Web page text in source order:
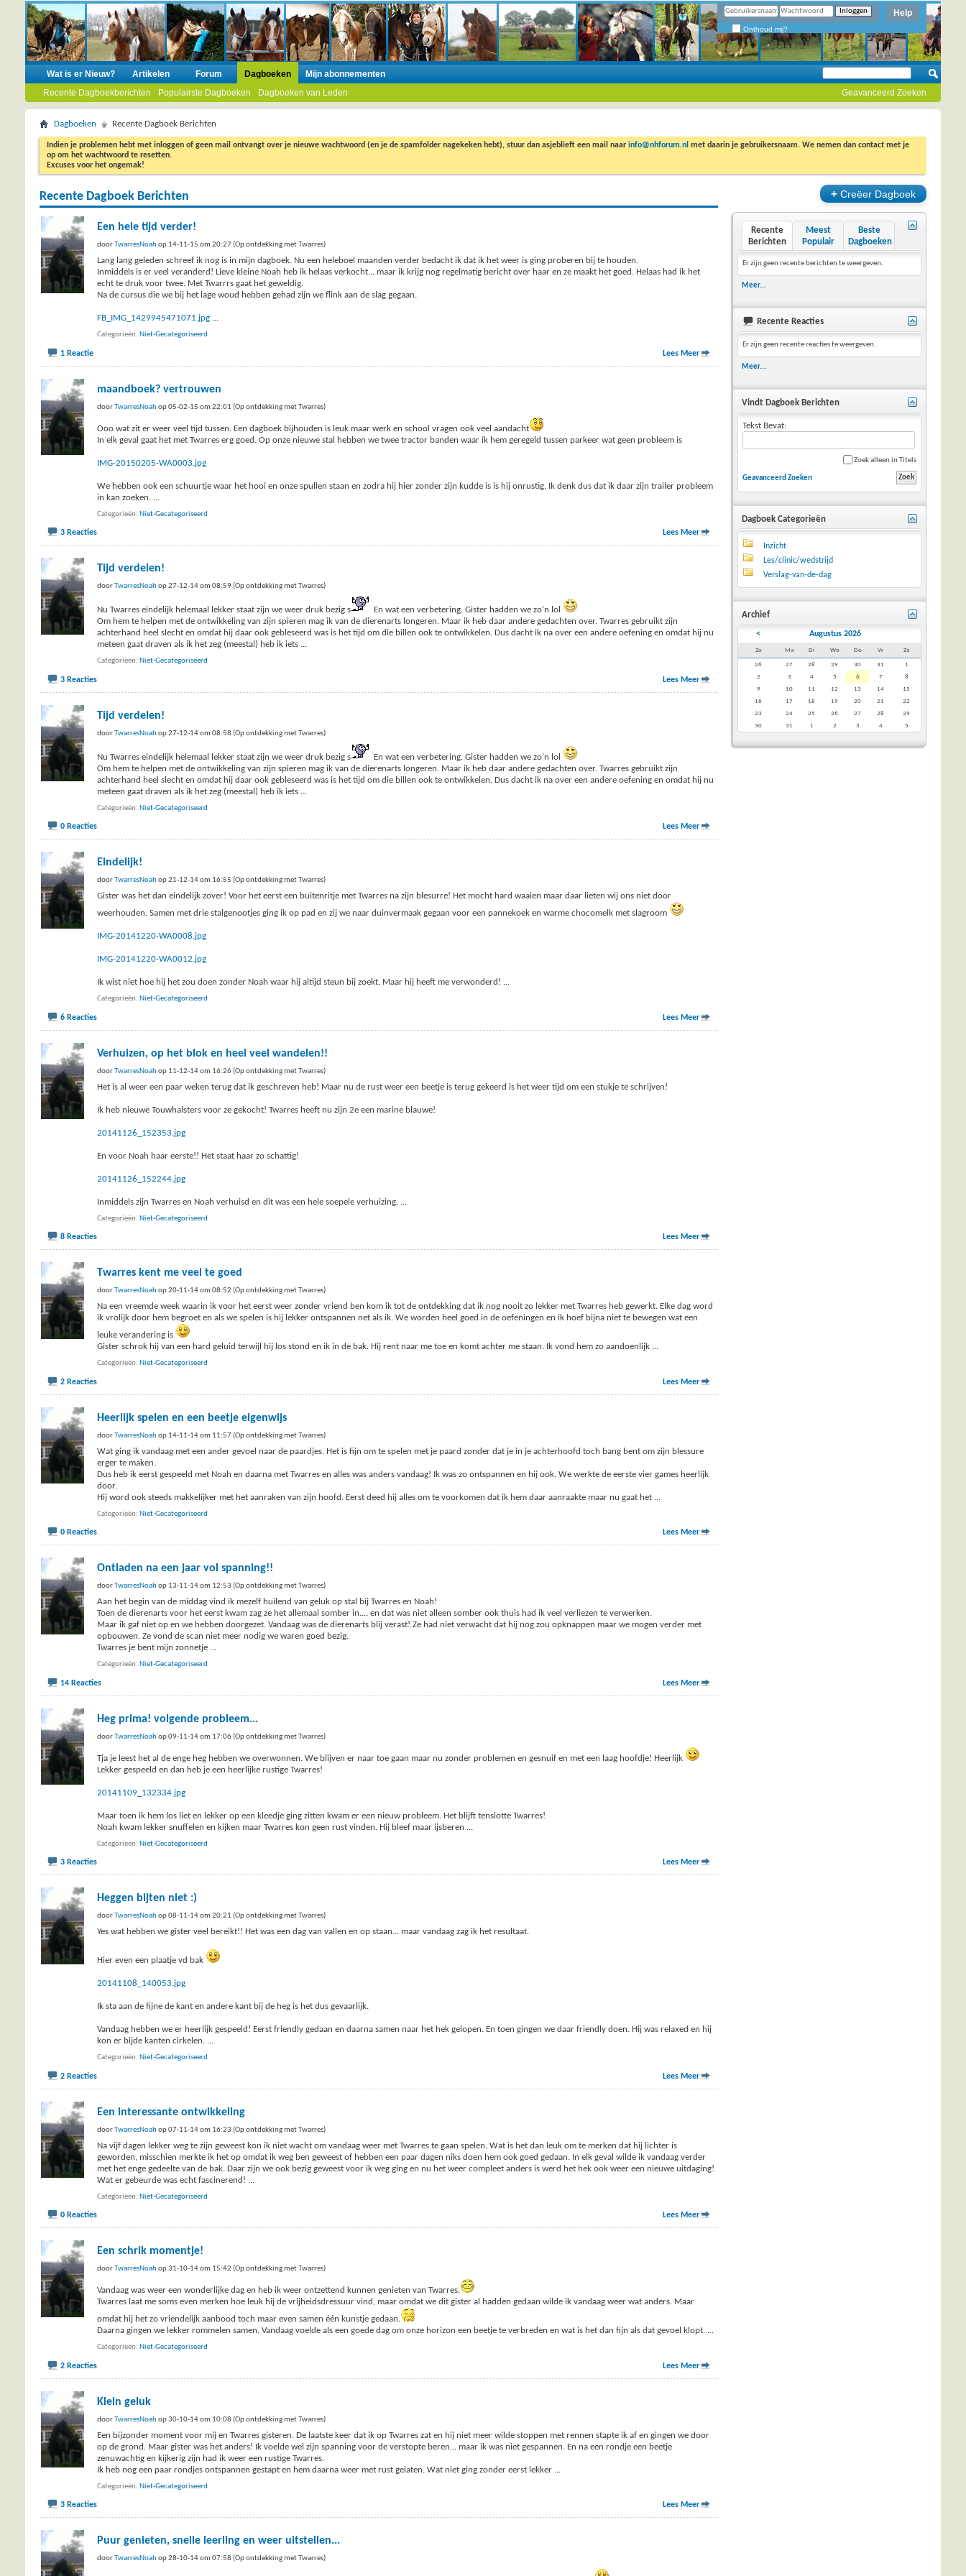
Help
Onthoud mij?
Wat is er Nieuw? Artikelen Forum
Dagboeken
Recente Dagboekberichten
Populairste Dagboeken Dagboeken van Leden
Mijn abonnementen
Geavanceerd Zoeken
Dagboeken Recente Dagboek Berichten
Indien je problemen hebt met inloggen of geen mail ontvangt over je nieuwe wachtwoord (en je de spamfolder nagekeken hebt), stuur dan asjeblieft een mail naar info@nhforum.nl met daarin je gebruikersnaam. We nemen dan contact met je
op om het wachtwoord te resetten.
Excuses voor het ongemak!
Recente Dagboek Berichten
Een hele tijd verder!
doorTwarresNoahop 14-11-15 om 20:27 (Op ontdekking met Twarres)
Lang lang geleden schreef ik nog is in mijn dagboek. Nu een heleboel maanden verder bedacht ik dat ik het weer is ging proberen bij te houden.
Inmiddels is er veel veranderd! Lieve kleine Noah heb ik helaas verkocht... maar ik krijg nog regelmatig bericht over haar en ze maakt het goed. Helaas had ik het
echt te druk voor twee. Met Twarrrs gaat het geweldig.
Na de cursus die we bij het lage woud hebben gehad zijn we flink aan de slag gegaan.
FB_IMG_1429945471071.jpg ...
Categorieën Niet-Gecategoriseerd
1 Reactie Lees Meer
maandboek? vertrouwen
doorTwarresNoahop 05-02-15 om 22:01 (Op ontdekking met Twarres)
Ooo wat zit er weer veel tijd tussen. Een dagboek bijhouden is leuk maar werk en school vragen ook veel aandacht
In elk geval gaat het met Twarres erg goed. Op onze nieuwe stal hebben we twee tractor banden waar ik hem geregeld tussen parkeer wat geen probleem is
IMG-20150205-WA0003.jpg
We hebben ook een schuurtje waar het hooi en onze spullen staan en zodra hij hier zonder zijn kudde is is hij onrustig. Ik denk dus dat ik daar zijn trailer probleem
in kan zoeken.
Categorieën Niet-Gecategoriseerd
3 Reacties Lees Meer
Tijd verdelen!
doorTwarresNoahop 27-12-14 om 08:59 (Op ontdekking met Twarres)
Nu Twarres eindelijk helemaal lekker staat zijn we weer druk bezig s
En wat een verbetering. Gister hadden we zo'n lol
Om hem te helpen met de ontwikkeling van zijn spieren mag ik van de dierenarts longeren. Maar ik heb daar andere gedachten over. Twarres gebruikt zijn
achterhand heel slecht en omdat hij daar ook gebleseerd was is het tijd om die billen ook te ontwikkelen. Dus dacht ik na over een andere oefening en omdat hij nu
meteen gaat draven als ik het zeg (meestal) heb ik iets ...
Categorieën Niet-Gecategoriseerd
3 Reacties Lees Meer
Tijd verdelen!
doorTwarresNoahop 27-12-14 om 08:58 (Op ontdekking met Twarres)
Nu Twarres eindelijk helemaal lekker staat zijn we weer druk bezig s
En wat een verbetering. Gister hadden we zo'n lol
Om hem te helpen met de ontwikkeling van zijn spieren mag ik van de dierenarts longeren. Maar ik heb daar andere gedachten over. Twarres gebruikt zijn
achterhand heel slecht en omdat hij daar ook gebleseerd was is het tijd om die billen ook te ontwikkelen. Dus dacht ik na over een andere oefening en omdat hij nu
meteen gaat draven als ik het zeg (meestal) heb ik iets
Categorieën Niet-Gecategoriseerd
0 Reacties Lees Meer
Eindelijk!
doorTwarresNoahop 21-12-14 om 16:55 (Op ontdekking met Twarres)
Gister was het dan eindelijk zover! Voor het eerst een buitenritje met Twarres na zijn blesurre! Het mocht hard waaien maar daar lieten wij ons niet door
weerhouden. Samen met drie stalgenootjes ging ik op pad en zij we naar duinvermaak gegaan voor een pannekoek en warme chocomelk met slagroom
IMG-20141220-WA0008.jpg
IMG-20141220-WA0012.jpg
Ik wist niet hoe hij het zou doen zonder Noah waar hij altijd steun bij zoekt. Maar hij heeft me verwonderd! ...
Categorieën Niet-Gecategoriseerd
6 Reacties Lees Meer
Verhuizen, op het blok en heel veel wandelen!!
doorTwarresNoahop 11-12-14 om 16:26 (Op ontdekking met Twarres)
Het is al weer een paar weken terug dat ik geschreven heb! Maar nu de rust weer een beetje is terug gekeerd is het weer tijd om een stukje te schrijven!
Ik heb nieuwe Touwhalsters voor ze gekocht! Twarres heeft nu zijn 2e een marine blauwe!
20141126_152353.jpg
En voor Noah haar eerste!! Het staat haar zo schattig!
20141126_152244.jpg
Inmiddels zijn Twarres en Noah verhuisd en dit was een hele soepele verhuizing.
Categorieën Niet-Gecategoriseerd
8 Reacties Lees Meer
Twarres kent me veel te goed
doorTwarresNoahop 20-11-14 om 08:52 (Op ontdekking met Twarres)
Na een vreemde week waarin ik voor het eerst weer zonder vriend ben kom ik tot de ontdekking dat ik nog nooit zo lekker met Twarres heb gewerkt. Elke dag word
ik vrolijk door hem begroet en als we spelen is hij lekker ontspannen net als ik. We worden heel goed in de oefeningen en ik hoef bijna niet te bewegen wat een
leuke verandering is
Gister schrok hij van een hard geluid terwijl hij los stond en ik in de bak. Hij rent naar me toe en komt achter me staan. Ik vond hem zo aandoenlijk ...
Categorieën Niet-Gecategoriseerd
2 Reacties Lees Meer
Heerlijk spelen en een beetje eigenwijs
doorTwarresNoahop 14-11-14 om 11:57 (Op ontdekking met Twarres)
Wat ging ik vandaag met een ander gevoel naar de paardjes. Het is fijn om te spelen met je paard zonder dat je in je achterhoofd toch bang bent om zijn blessure
erger te maken.
Dus heb ik eerst gespeeld met Noah en daarna met Twarres en alles was anders vandaag! Ik was zo ontspannen en hij ook. We werkte de eerste vier games heerlijk
door.
Hij word ook steeds makkelijker met het aanraken van zijn hoofd. Eerst deed hij alles om te voorkomen dat ik hem daar aanraakte maar nu gaat het
Categorieën Niet-Gecategoriseerd
0 Reacties Lees Meer
Ontladen na een jaar vol spanning!!
doorTwarresNoahop 13-11-14 om 12:53 (Op ontdekking met Twarres)
Aan het begin van de middag vind ik mezelf huilend van geluk op stal bij Twarres en Noah!
Toen de dierenarts voor het eerst kwam zag ze het allemaal somber in.... en dat was niet alleen somber ook thuis had ik veel verliezen te verwerken.
Maar ik gaf niet op en we hebben doorgezet. Vandaag was de dierenarts blij verast! Ze had niet verwacht dat hij nog zou opknappen maar we mogen verder met
opbouwen. Ze vond de scan niet meer nodig we waren goed bezig.
Twarres je bent mijn zonnetje ...
Categorieën Niet-Gecategoriseerd
14 Reacties Lees Meer
Heg prima! volgende probleem...
doorTwarresNoahop 09-11-14 om 17:06 (Op ontdekking met Twarres)
Tja je leest het al de enge heg hebben we overwonnen. We blijven er naar toe gaan maar nu zonder problemen en gesnuif en met een laag hoofdje! Heerlijk
Lekker gespeeld en dan heb je een heerlijke rustige Twarres!
20141109_132334.jpg
Maar toen ik hem los liet en lekker op een kleedje ging zitten kwam er een nieuw probleem. Het blijft tenslotte Twarres!
Noah kwam lekker snuffelen en kijken maar Twarres kon geen rust vinden. Hij bleef maar ijsberen
Categorieën Niet-Gecategoriseerd
3 Reacties Lees Meer
Heggen bijten niet :)
doorTwarresNoahop 08-11-14 om 20:21 (Op ontdekking met Twarres)
Yes wat hebben we gister veel bereikt!! Het was een dag van vallen en op staan... maar vandaag zag ik het resultaat.
Hier even een plaatje vd bak
20141108_140053.jpg
Ik sta aan de fijne de kant en andere kant bij de heg is het dus gevaarlijk.
Vandaag hebben we er heerlijk gespeeld! Eerst friendly gedaan en daarna samen naar het hek gelopen. En toen gingen we daar friendly doen. Hij was relaxed en hij
kon er bijde kanten cirkelen. ...
Categorieën Niet-Gecategoriseerd
2 Reacties Lees Meer
Een interessante ontwikkeling
doorTwarresNoahop 07-11-14 om 16:23 (Op ontdekking met Twarres)
Na vijf dagen lekker weg te zijn geweest kon ik niet wacht om vandaag weer met Twarres te gaan spelen. Wat is het dan leuk om te merken dat hij lichter is
geworden, misschien merkte ik het op omdat ik weg ben geweest of hebben een paar dagen niks doen hem ook goed gedaan. In elk geval wilde ik vandaag verder
met het enge gedeelte van de bak. Daar zijn we ook bezig geweest voor ik weg ging en nu het weer compleet anders is werd het hek ook weer een nieuwe uitdaging!
Wat er gebeurde was echt fascinerend!
Categorieën Niet-Gecategoriseerd
0 Reacties Lees Meer
Een schrik momentje!
doorTwarresNoahop 31-10-14 om 15:42 (Op ontdekking met Twarres)
Vandaag was weer een wonderlijke dag en heb ik weer ontzettend kunnen genieten van Twarres.
Twarres laat me soms even merken hoe leuk hij de vrijheidsdressuur vind, maar omdat we dit gister al hadden gedaan wilde ik vandaag weer wat anders. Maar
omdat hij het zo vriendelijk aanbood toch maar even samen één kunstje gedaan.
Daarna gingen we lekker rommelen samen. Vandaag voelde als een goede dag om onze horizon een beetje te verbreden en wat is het dan fijn als dat gevoel klopt. ...
Categorieën Niet-Gecategoriseerd
2 Reacties Lees Meer
Klein geluk
doorTwarresNoahop 30-10-14 om 10:08 (Op ontdekking met Twarres)
Een bijzonder moment voor mij en Twarres gisteren. De laatste keer dat ik op Twarres zat en hij niet meer wilde stoppen met rennen stapte ik af en gingen we door
op de grond. Maar gister was het anders! Ik voelde wel zijn spanning voor de verstopte beren... maar ik was niet gespannen. En na een rondje een beetje
zenuwachtig en kijkerig zijn had ik weer een rustige Twarres.
Ik heb nog een paar rondjes ontspannen gestapt en hem daarna weer met rust gelaten. Wat niet ging zonder eerst lekker
Categorieën Niet-Gecategoriseerd
3 Reacties Lees Meer
Puur genieten, snelle leerling en weer uitstellen...
doorTwarresNoahop 28-10-14 om 07:58 (Op ontdekking met Twarres)
+ Creëer Dagboek
Recente
Berichten
Meest
Populair
Beste
Dagboeken
Er zijn geen recente berichten te weergeven.
Meer...
Recente Reacties
Er zijn geen recente reacties te weergeven.
Meer...
Vindt Dagboek Berichten
Tekst Bevat:
Zoek alleen in Titels
Geavanceerd Zoeken
Dagboek Categorieën
Inzicht
Les/clinic/wedstrijd
Verslag-van-de-dag
Archief
< Augustus 2026
Zo Ma Di Wo Do Vr Za
26 27 28 29 30 31
1
2
3 4 5 6 7
8
9
10 11 12 13 14
15
16
17 18 19 20 21
22
23
24 25 26 27 28
29
30
31 1 2 3 4 5